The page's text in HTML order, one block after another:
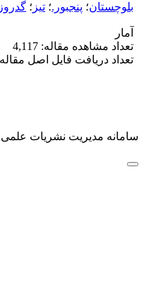
بلوچستان؛ پنجبور.؛ تیز ؛
آمار
تعداد مشاهده مقاله: 4,117
تعداد دریافت فایل اصل مقاله:
سامانه مدیریت نشریات